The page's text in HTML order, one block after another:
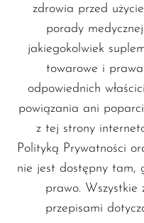
modów i podów od
Nasza oferta
vaperów, oferując
Uzupełnij swój
akcesoria.
grzałek i knotów
zdrowia przed
porady
jakiegokolwiek
towarowe i
odpowiednich
powiązania ani
z tej strony
Polityką Prywatności
nie jest dostępny tam,
prawo. Wszystkie
przepisami